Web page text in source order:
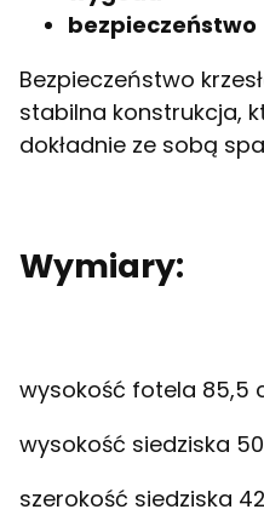
bezpieczeństwo
Bezpieczeństwo
stabilna konstrukcja,
dokładnie ze sobą
Wymiary:
wysokość fotela 85,5
wysokość siedziska
szerokość siedziska